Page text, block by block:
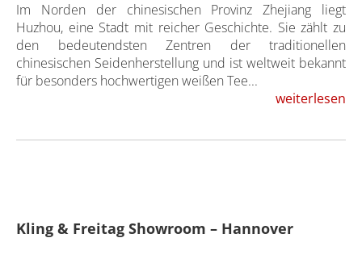
Im Norden der chinesischen Provinz Zhejiang liegt
Huzhou, eine Stadt mit reicher Geschichte. Sie zählt zu
den bedeutendsten Zentren der traditionellen
chinesischen Seidenherstellung und ist weltweit bekannt
für besonders hochwertigen weißen Tee...
weiterlesen
Kling & Freitag Showroom – Hannover